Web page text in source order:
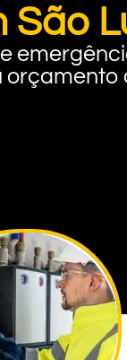
orçamento